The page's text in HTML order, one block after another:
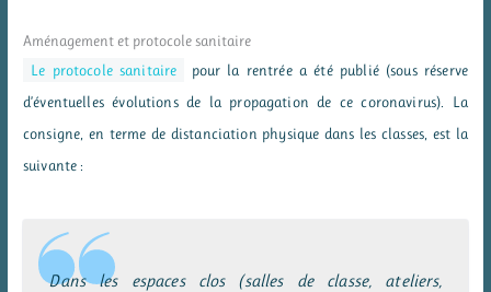
Aménagement et protocole sanitaire
Le protocole sanitaire
pour la rentrée a été publié (sous réserve
d’éventuelles évolutions de la propagation de ce coronavirus). La
consigne, en terme de distanciation physique dans les classes, est la
suivante :
Dans les espaces clos (salles de classe, ateliers,